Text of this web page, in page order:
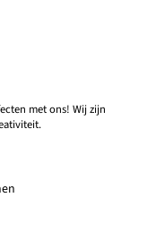
met ons! Wij zijn